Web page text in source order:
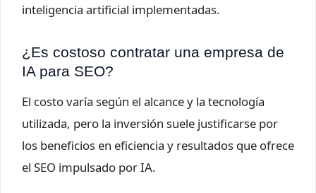
inteligencia artificial implementadas.
¿Es costoso contratar una empresa de
IA para SEO?
El costo varía según el alcance y la tecnología
utilizada, pero la inversión suele justificarse por
los beneficios en eficiencia y resultados que ofrece
el SEO impulsado por IA.